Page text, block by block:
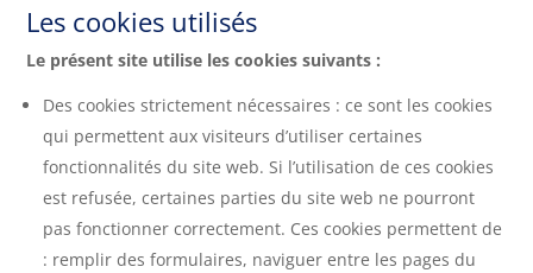
Les cookies utilisés
Le présent site utilise les cookies suivants :
Des cookies strictement nécessaires : ce sont les cookies
qui permettent aux visiteurs d’utiliser certaines
fonctionnalités du site web. Si l’utilisation de ces cookies
est refusée, certaines parties du site web ne pourront
pas fonctionner correctement. Ces cookies permettent de
: remplir des formulaires, naviguer entre les pages du